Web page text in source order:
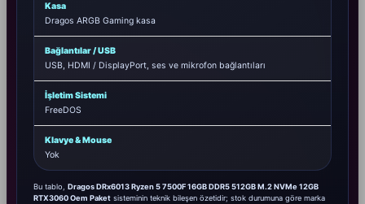
Kasa
Dragos ARGB Gaming kasa
Bağlantılar / USB
USB, HDMI / DisplayPort, ses ve mikrofon bağlantıları
İşletim Sistemi
FreeDOS
Klavye & Mouse
Yok
Bu tablo, Dragos DRx6013 Ryzen 5 7500F 16GB DDR5 512GB M.2 NVMe 12GB
RTX3060 Oem Paket sisteminin teknik bileşen özetidir; stok durumuna göre marka